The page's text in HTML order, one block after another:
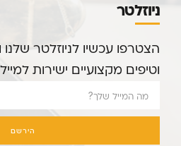
ניוזלטר
הצטרפו עכשיו לניוזלטר שלנו
וטיפים מקצועיים ישירות
הירשם